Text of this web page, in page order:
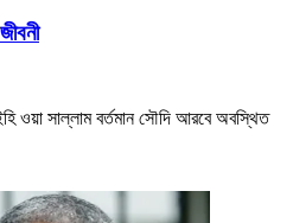
ওয়া সাল্লাম বর্তমান সৌদি আরবে অবস্থিত